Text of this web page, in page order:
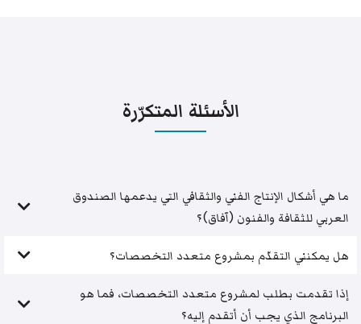
الأسئلة المتكرّرة
ما هي أشكال الإنتاج الفني والثقافي التي يدعمها الصندوق
العربي للثقافة والفنون (آفاق)؟
هل يمكنني التقدّم بمشروع متعدد التخصصات؟
إذا تقدمت بطلب لمشروع متعدد التخصصات، فما هو
البرنامج الذي يجب أن أتقدم إليه؟